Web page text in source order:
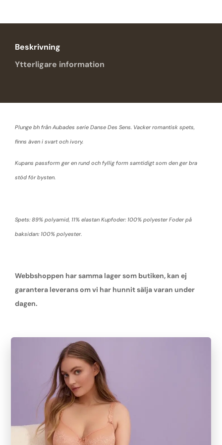
mängd
Beskrivning
Ytterligare information
Plunge bh från Aubades serie Danse Des Sens. Vacker romantisk spets,
finns även i svart och ivory.
Kupans passform ger en rund och fyllig form samtidigt som den ger bra
stöd för bysten.
Spets: 89% polyamid, 11% elastan Kupfoder: 100% polyester Foder på
baksidan: 100% polyester.
Webbshoppen har samma lager som butiken, kan ej
garantera leverans om vi har hunnit sälja varan under
dagen.